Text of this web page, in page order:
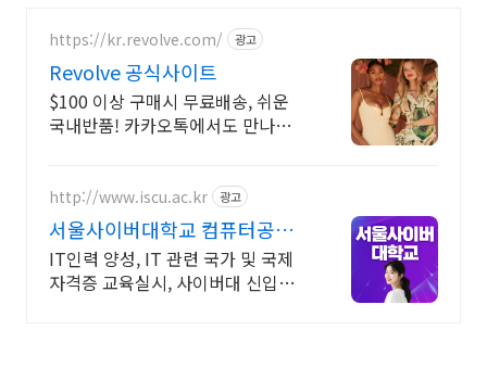
https://kr.revolve.com/ 광고
Revolve 공식사이트
$100 이상 구매시 무료배송, 쉬운
국내반품! 카카오톡에서도 만나보세
http://www.iscu.ac.kr 광고
서울사이버대학교 컴퓨터공학
과 2026 가을학기 신편입생
IT인력 양성, IT 관련 국가 및 국제
자격증 교육실시, 사이버대 신입생